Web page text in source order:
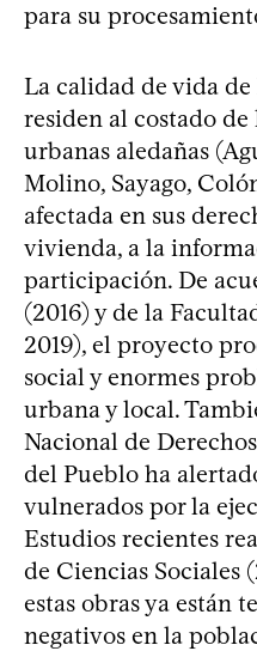
para su
La calidad de vida de
residen al costado de
urbanas aledañas
Molino, Sayago,
afectada en sus
vivienda, a la
participación. De
(2016) y de la
2019), el proyecto
social y enormes
urbana y local.
Nacional de
del Pueblo ha
vulnerados por la
Estudios recientes
de Ciencias Sociales
estas obras ya están
negativos en la